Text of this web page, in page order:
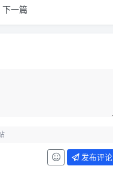
下一篇
发布评论